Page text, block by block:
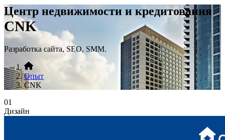
Центр недвижимости и кредитования
CNK
Разработка сайта, SEO, SMM.
Опыт
CNK
01
Дизайн